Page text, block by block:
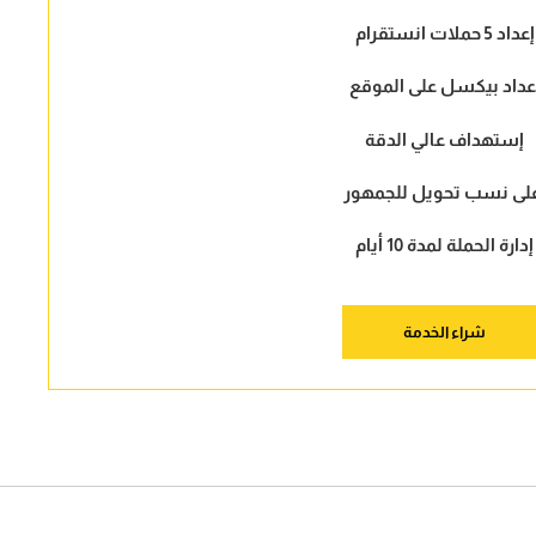
إعداد 5 حملات انستقرام
بيكسل على الموقع
إستهداف عالي الدقة
نسب تحويل للجمهور
إدارة الحملة لمدة 10 أيام
شراء الخدمة